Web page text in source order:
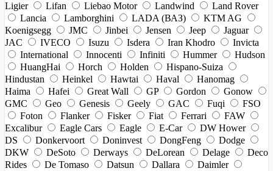
Ligier
Lifan Liebao Motor Landwind
Land Rover
Lancia
Lamborghini LADA (ВАЗ)
KTM AG
Koenigsegg
JMC Jinbei Jensen Jeep
Jaguar
JAC
IVECO Isuzu Isdera Iran Khodro
Invicta
International
Innocenti Infiniti Hummer
Hudson
HuangHai
Horch Holden
Hispano-Suiza
Hindustan
Heinkel Hawtai Haval
Hanomag
Haima
Hafei Great Wall GP Gordon
Gonow
GMC
Geo Genesis Geely GAC Fuqi
FSO
Foton
Flanker Fisker Fiat Ferrari
FAW
Excalibur
Eagle Cars Eagle E-Car
DW Hower
DS
Donkervoort Doninvest DongFeng
Dodge
DKW
DeSoto Derways DeLorean Delage
Deco
Rides
De Tomaso Datsun Dallara
Daimler